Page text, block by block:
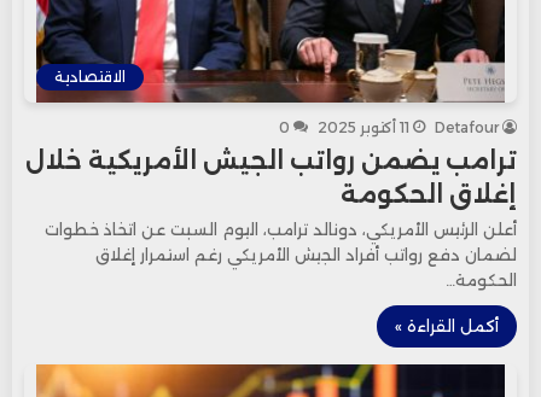
الاقتصادية
Detafour 11 أكتوبر 2025 0
ترامب يضمن رواتب الجيش الأمريكية خلال
إغلاق الحكومة
أعلن الرئيس الأمريكي، دونالد ترامب، اليوم السبت عن اتخاذ خطوات
لضمان دفع رواتب أفراد الجيش الأمريكي رغم استمرار إغلاق
الحكومة…
أكمل القراءة »